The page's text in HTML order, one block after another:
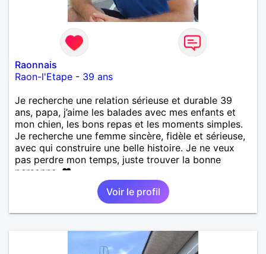
Raonnais
Raon-l'Etape - 39 ans
Je recherche une relation sérieuse et durable 39
ans, papa, j’aime les balades avec mes enfants et
mon chien, les bons repas et les moments simples.
Je recherche une femme sincère, fidèle et sérieuse,
avec qui construire une belle histoire. Je ne veux
pas perdre mon temps, juste trouver la bonne
personne. ❤️
Voir le profil